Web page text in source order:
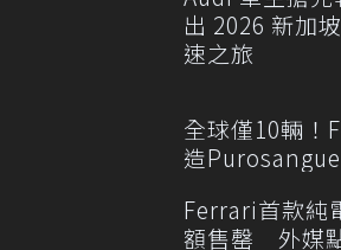
出 2026 新加
速之旅
全球僅10輛！
造
Ferrari首款純
額售罄 外媒